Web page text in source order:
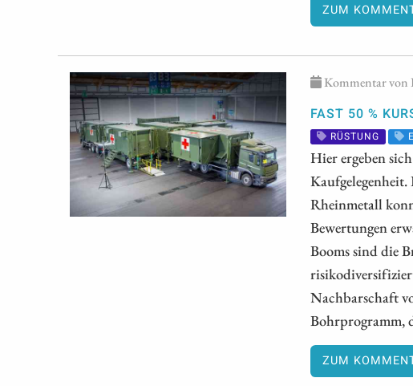
ZUM
Kommentar von
FAST 50 %
RÜSTUNG
Hier ergeben
Rheinmetall
Bewertungen
Booms sind die
Nachbarschaft
Bohrprogramm,
ZUM